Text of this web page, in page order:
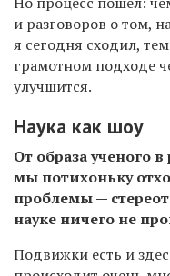
и разговоров о том,
я сегодня сходил,
грамотном подходе
улучшится.
Наука как шоу
От образа ученого
мы потихоньку
проблемы —
науке ничего не
Подвижки есть и